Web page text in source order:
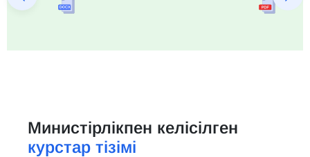
Министірлікпен келісілген
курстар тізімі